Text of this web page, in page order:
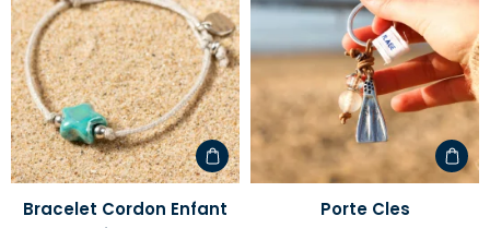
Ajouter
à
votre
liste
d'envies
Bracelet Cordon Enfant
à
votre
liste
Porte Cles